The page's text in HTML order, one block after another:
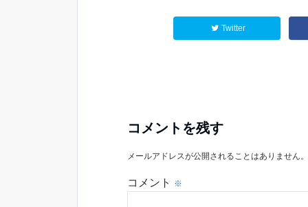
Twitter
コメントを残す
メールアドレスが公開されることはありません。
コメント ※